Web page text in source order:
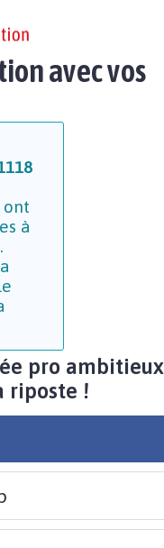
avec vos
ont
à
pro
riposte !